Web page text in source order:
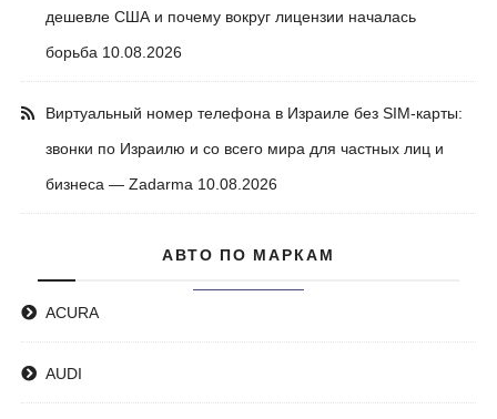
дешевле США и почему вокруг лицензии началась
борьба 10.08.2026
Виртуальный номер телефона в Израиле без SIM-карты:
звонки по Израилю и со всего мира для частных лиц и
бизнеса — Zadarma 10.08.2026
АВТО ПО МАРКАМ
ACURA
AUDI